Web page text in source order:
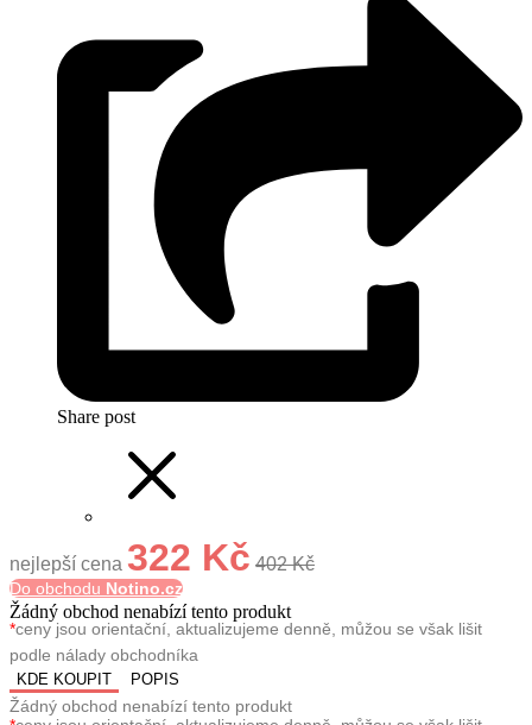
Share post
nejlepší cena 322 Kč 402 Kč
Do obchodu Notino.cz
Žádný obchod nenabízí tento produkt
*ceny jsou orientační, aktualizujeme denně, můžou se však lišit
podle nálady obchodníka
KDE KOUPIT POPIS
Žádný obchod nenabízí tento produkt